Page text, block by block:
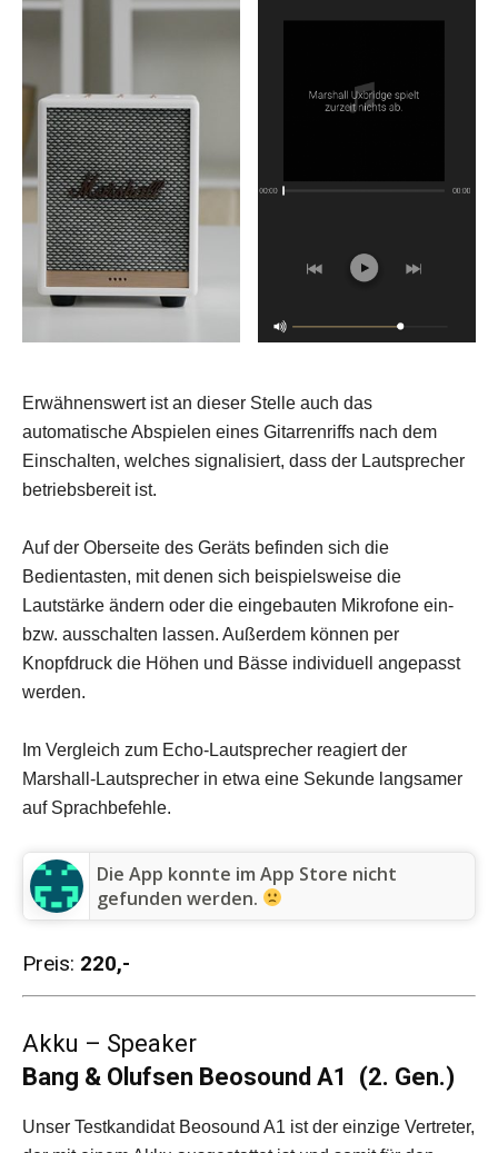
Erwähnenswert ist an dieser Stelle auch das
automatische Abspielen eines Gitarrenriffs nach dem
Einschalten, welches signalisiert, dass der Lautsprecher
betriebsbereit ist.
Auf der Oberseite des Geräts befinden sich die
Bedientasten, mit denen sich beispielsweise die
Lautstärke ändern oder die eingebauten Mikrofone ein-
bzw. ausschalten lassen. Außerdem können per
Knopfdruck die Höhen und Bässe individuell angepasst
werden.
Im Vergleich zum Echo-Lautsprecher reagiert der
Marshall-Lautsprecher in etwa eine Sekunde langsamer
auf Sprachbefehle.
Die App konnte im App Store nicht
gefunden werden.
Preis: 220,-
Akku – Speaker
Bang & Olufsen Beosound A1 (2. Gen.)
Unser Testkandidat Beosound A1 ist der einzige Vertreter,